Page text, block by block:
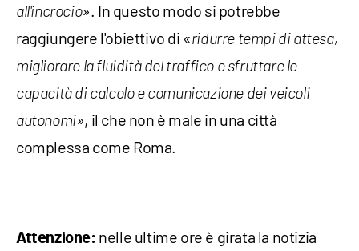
all'incrocio». In questo modo si potrebbe
raggiungere l'obiettivo di «ridurre tempi di attesa,
migliorare la fluidità del traffico e sfruttare le
capacità di calcolo e comunicazione dei veicoli
autonomi», il che non è male in una città
complessa come Roma.
Attenzione: nelle ultime ore è girata la notizia